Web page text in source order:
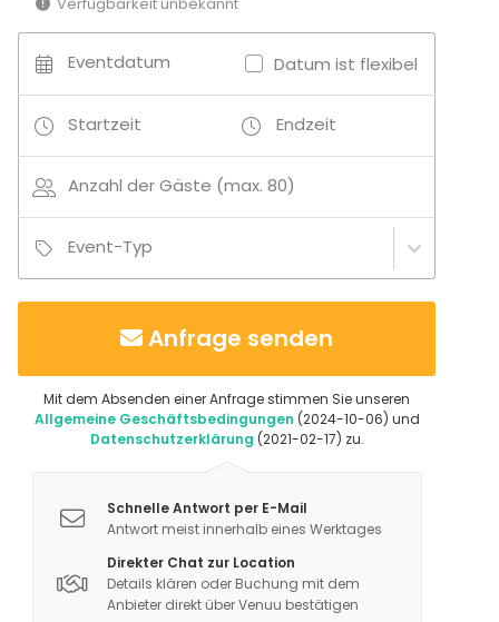
Familienfeier
Teamevent / Teambuilding
Geburtstag
Location-Typ
Veranstaltungsraum
Partyraum
Rooftop / Dachterrasse
Freizeitlocation
Bar
Eventdatum Datum ist flexibel
Startzeit Endzeit
Anzahl der Gäste (max. 80)
Event-Typ
Anfrage senden
Mit dem Absenden einer Anfrage stimmen Sie unseren
Allgemeine Geschäftsbedingungen (2024-10-06) und
Datenschutzerklärung (2021-02-17) zu.
Schnelle Antwort per E-Mail
Antwort meist innerhalb eines Werktages
Direkter Chat zur Location
Details klären oder Buchung mit dem
Anbieter direkt über Venuu bestätigen